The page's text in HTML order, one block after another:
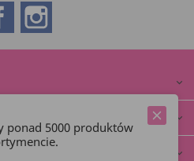
Facebook



ponad 5000 produktów